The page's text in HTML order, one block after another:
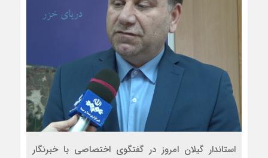
استاندار گیلان امروز در گفتگوی اختصاصی با خبرنگار